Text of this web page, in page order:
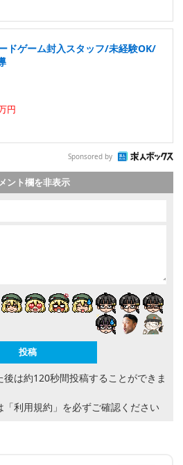
ドゲーム封入スタッフ/未経験OK/
円
Sponsored by
ント欄を非表示
は約120秒間投稿することができま
「利用規約」 を必ずご確認ください